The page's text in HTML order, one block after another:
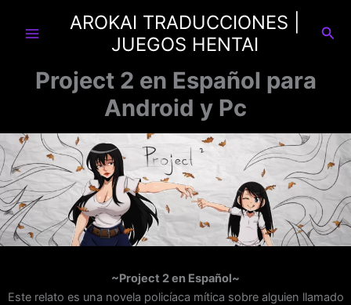
AROKAI TRADUCCIONES |
JUEGOS HENTAI
Project 2 en Español para
Android y Pc
~Project 2 en Español~
Este relato es una novela policíaca mítica sobre alguien llamado